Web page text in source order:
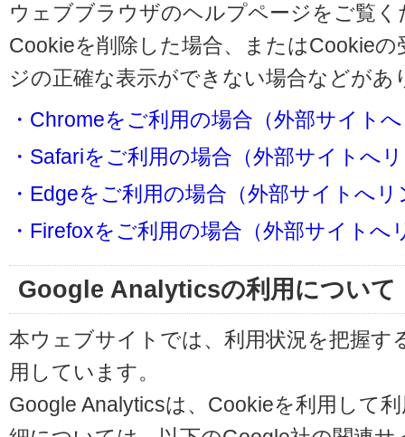
ウェブブラウザのヘルプページをご覧く
Cookieを削除した場合、またはCookie
ジの正確な表示ができない場合などが
・Chromeをご利用の場合（外部サイト
・Safariをご利用の場合（外部サイトへ
・Edgeをご利用の場合（外部サイトへリ
・Firefoxをご利用の場合（外部サイトへ
Google Analyticsの利用について
本ウェブサイトでは、利用状況を把握す
用しています。
Google Analyticsは、Cookieを利用して